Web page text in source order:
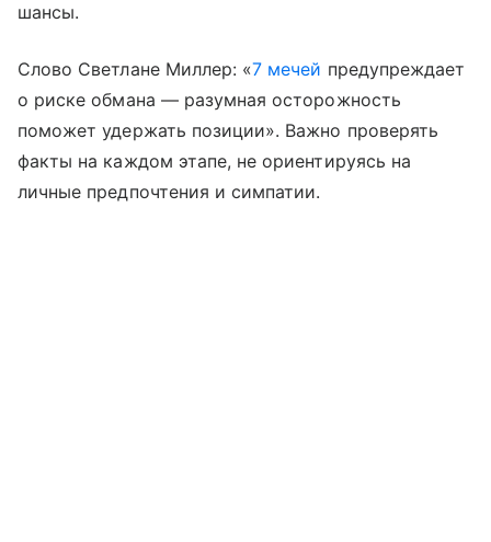
шансы.
Слово Светлане Миллер: «7 мечей предупреждает
о риске обмана — разумная осторожность
поможет удержать позиции». Важно проверять
факты на каждом этапе, не ориентируясь на
личные предпочтения и симпатии.